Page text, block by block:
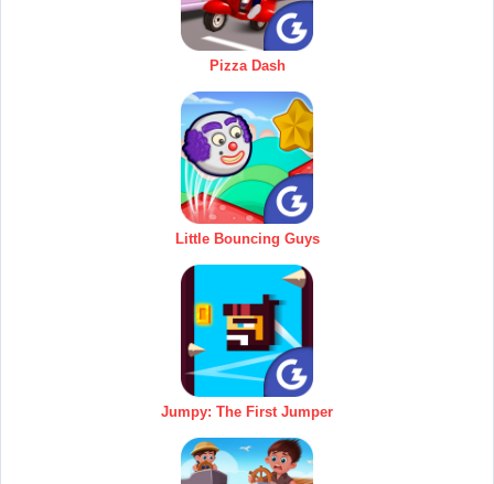
Pizza Dash
Little Bouncing Guys
Jumpy: The First Jumper